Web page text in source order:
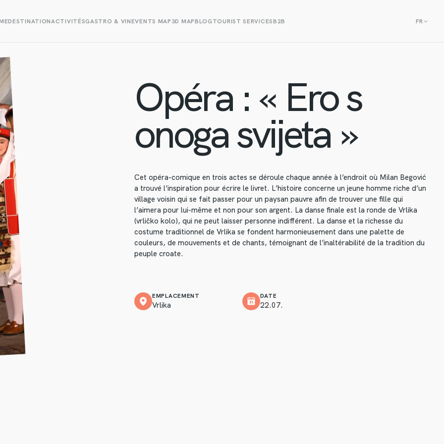
DESTINATIONACTIVITÉSGASTRO & VINEVENTS MAP3D MAPBLOGTOURIST SERVICESB2B FR
Opéra : « Ero s
onoga svijeta »
Cet opéra-comique en trois actes se déroule chaque année à l’endroit où Milan Begović
a trouvé l’inspiration pour écrire le livret. L’histoire concerne un jeune homme riche d’un
village voisin qui se fait passer pour un paysan pauvre afin de trouver une fille qui
l’aimera pour lui-même et non pour son argent. La danse finale est la ronde de Vrlika
(vrličko kolo), qui ne peut laisser personne indifférent. La danse et la richesse du
costume traditionnel de Vrlika se fondent harmonieusement dans une palette de
couleurs, de mouvements et de chants, témoignant de l’inaltérabilité de la tradition du
peuple croate.
EMPLACEMENT
Vrlika
DATE
22.07.